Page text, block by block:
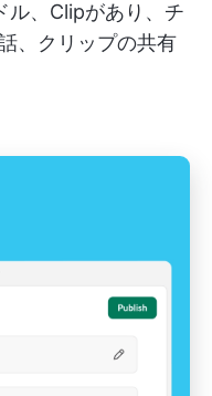
ル、Clipがあり、チ
、クリップの共有